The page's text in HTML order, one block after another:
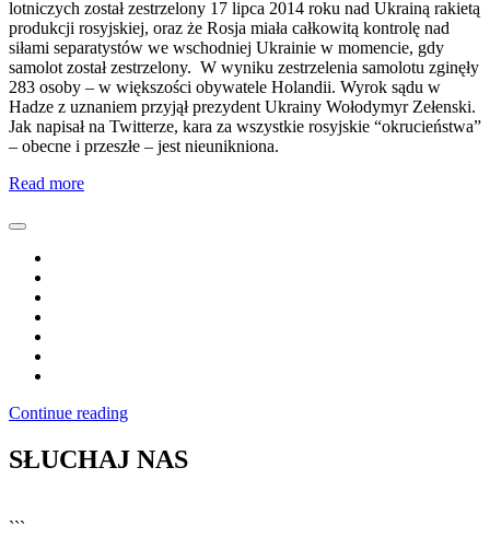
lotniczych został zestrzelony 17 lipca 2014 roku nad Ukrainą rakietą
produkcji rosyjskiej, oraz że Rosja miała całkowitą kontrolę nad
siłami separatystów we wschodniej Ukrainie w momencie, gdy
samolot został zestrzelony. W wyniku zestrzelenia samolotu zginęły
283 osoby – w większości obywatele Holandii. Wyrok sądu w
Hadze z uznaniem przyjął prezydent Ukrainy Wołodymyr Zełenski.
Jak napisał na Twitterze, kara za wszystkie rosyjskie “okrucieństwa”
– obecne i przeszłe – jest nieunikniona.
Read more
Continue reading
SŁUCHAJ NAS
```